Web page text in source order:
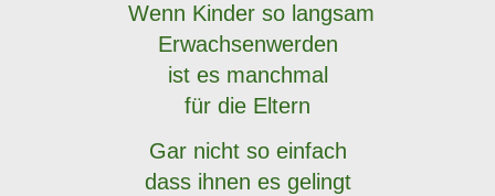
​ Wenn Kinder so langsam
Erwachsenwerden
ist es manchmal
für die Eltern
Gar nicht so einfach
dass ihnen es gelingt